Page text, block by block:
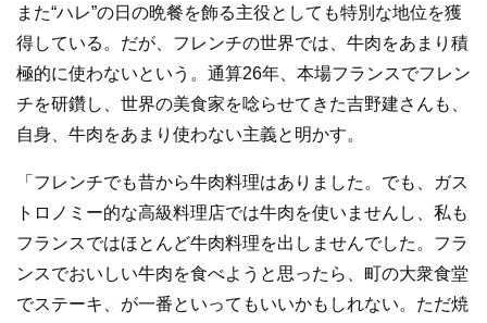
また“ハレ”の日の晩餐を飾る主役としても特別な地位を獲
得している。だが、フレンチの世界では、牛肉をあまり積
極的に使わないという。通算26年、本場フランスでフレン
チを研鑽し、世界の美食家を唸らせてきた吉野建さんも、
自身、牛肉をあまり使わない主義と明かす。
「フレンチでも昔から牛肉料理はありました。でも、ガス
トロノミー的な高級料理店では牛肉を使いませんし、私も
フランスではほとんど牛肉料理を出しませんでした。フラ
ンスでおいしい牛肉を食べようと思ったら、町の大衆食堂
でステーキ、が一番といってもいいかもしれない。ただ焼